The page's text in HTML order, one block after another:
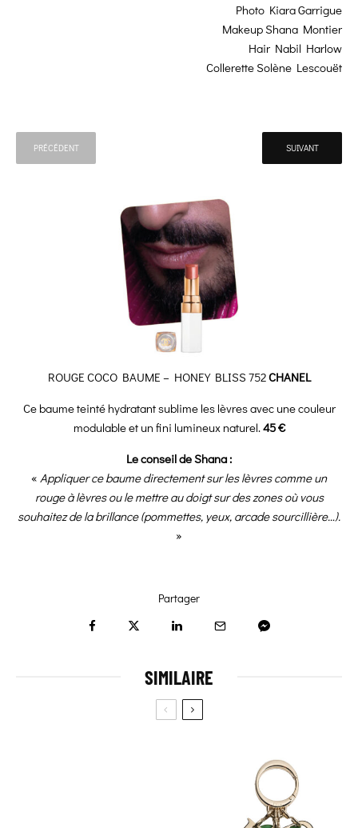
Photo Kiara Garrigue
MakeupShana Montier
Hair Nabil Harlow
ColleretteSolène Lescouët
PRÉCÉDENT SUIVANT
ROUGE COCO BAUME – HONEY BLISS 752CHANEL
Ce baume teinté hydratant sublime les lèvres avec une couleur
modulable et un fini lumineux naturel.45 €
Le conseil de Shana :
« Appliquer ce baume directement sur les lèvres comme un
rouge à lèvres ou le mettre au doigt sur des zones où vous
souhaitez de la brillance (pommettes, yeux, arcade sourcillière…).
»
Partager
SIMILAIRE